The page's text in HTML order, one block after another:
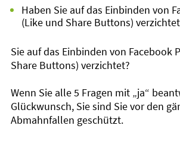
Haben Sie auf das Einbinden von
(Like und Share Buttons)
Sie auf das Einbinden von Facebook
Share Buttons) verzichtet?
Wenn Sie alle 5 Fragen mit „ja“
Glückwunsch, Sie sind Sie vor den
Abmahnfallen geschützt.